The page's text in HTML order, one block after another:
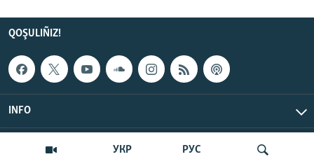
УКР РУС
QOŞULIÑIZ!
INFO
© Qırım.Aqiqat, 2026 | All Rights Reserved.